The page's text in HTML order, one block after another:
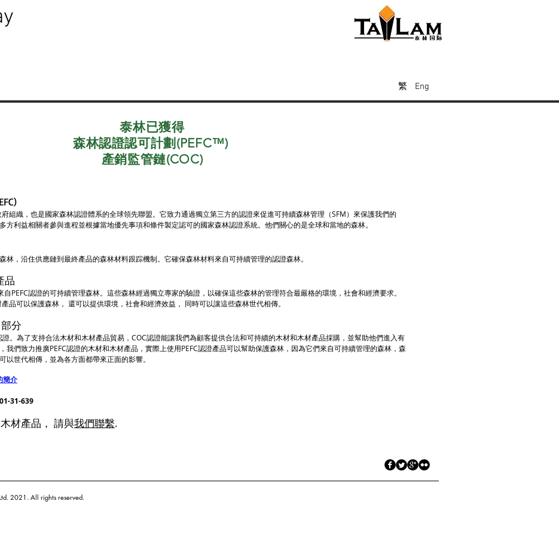
繁
繁 Eng
繁 Eng
泰林已獲得
森林認證認可計劃(PEFC™)
​產銷監管鏈(COC)
府組織，也是國家森林認證體系的全球領先聯盟。它致力通過獨立第三方的認證來促進可持續森林管理（SFM）來保護我們的
方利益相關者參與進程並根據當地優先事項和條件製定認可的國家森林認證系統。他們關心的是全球和當地的森林。
林，沿住供應鏈到最終產品的森林材料跟踪機制。它確保森林材料來自可持續管理的認證森林。
品
自PEFC認證的可持續管理森林。這些森林經過獨立專家的驗證，以確保這些森林的管理符合最嚴格的環境，社會和經濟要求。
品可以保護森林， 還可以提供環境，社會和經濟效益， 同時可以讓這些森林世代相傳。
分
證。為了支持合法木材和木材產品貿易，COC認證能讓我們為顧客提供合法和可持續的木材和木材產品採購，並幫助他們進入有
我們致力推廣PEFC認證的木材和木材產品，實際上使用PEFC認證產品可以幫助保護森林，因為它們來自可持續管理的森林，森
以世代相傳，並為各方面都帶來正面的影響。
簡介
31-639
材產品， 請與我們聯繫.
2021. All rights reserved.